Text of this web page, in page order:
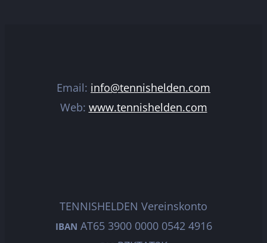
Email: info@tennishelden.com
Web: www.tennishelden.com
TENNISHELDEN Vereinskonto
IBAN AT65 3900 0000 0542 4916